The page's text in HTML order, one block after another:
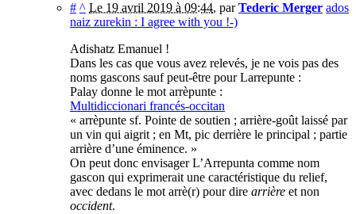
# ^ Le 19 avril 2019 à 09:44, parTederic Merger ados
naiz zurekin : I agree with you !-)
Adishatz Emanuel !
Dans les cas que vous avez relevés, je ne vois pas des
noms gascons sauf peut-être pour Larrepunte :
Palay donne le mot arrèpunte :
Multidiccionari francés-occitan
« arrèpunte sf. Pointe de soutien ; arrière-goût laissé par
un vin qui aigrit ; en Mt, pic derrière le principal ; partie
arrière d’une éminence. »
On peut donc envisager L’Arrepunta comme nom
gascon qui exprimerait une caractéristique du relief,
avec dedans le mot arrè(r) pour dire arrière et non
occident.